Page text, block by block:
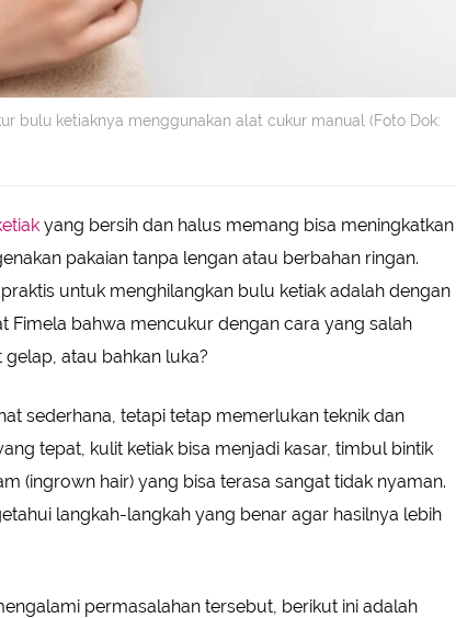
bulu ketiaknya menggunakan alat cukur manual (Foto Dok:
yang bersih dan halus memang bisa meningkatkan
pakaian tanpa lengan atau berbahan ringan.
untuk menghilangkan bulu ketiak adalah dengan
Fimela bahwa mencukur dengan cara yang salah
atau bahkan luka?
sederhana, tetapi tetap memerlukan teknik dan
tepat, kulit ketiak bisa menjadi kasar, timbul bintik
(ingrown hair) yang bisa terasa sangat tidak nyaman.
langkah-langkah yang benar agar hasilnya lebih
permasalahan tersebut, berikut ini adalah